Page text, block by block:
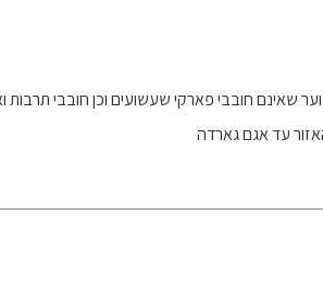
שאינם חובבי פארקי שעשועים וכן חובבי תרבות
עד אגם גארדה